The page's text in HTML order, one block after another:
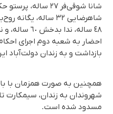
احضار به شعبه دوم اجرای
بازداشت و به زندان
همچنین به صورت همزمان با
شهروندان به زندان، سیمکارت
مسدود شده است.